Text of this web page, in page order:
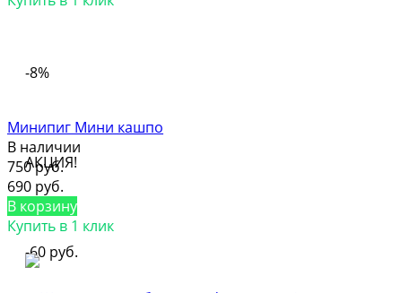
-8%
АКЦИЯ!
-60 руб.
Минипиг Мини кашпо
В наличии
750 руб.
690 руб.
В корзину
Купить в 1 клик